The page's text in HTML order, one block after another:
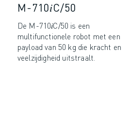
M-710𝑖C/50
De M-710𝑖C/50 is een
multifunctionele robot met een
payload van 50 kg die kracht en
veelzijdigheid uitstraalt.